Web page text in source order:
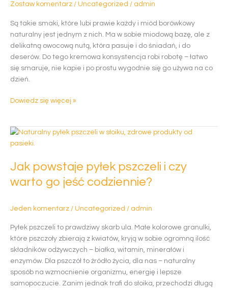
Zostaw komentarz / Uncategorized / admin
Są takie smaki, które lubi prawie każdy i miód borówkowy
naturalny jest jednym z nich. Ma w sobie miodową bazę, ale z
delikatną owocową nutą, która pasuje i do śniadań, i do
deserów. Do tego kremowa konsystencja robi robotę – łatwo
się smaruje, nie kapie i po prostu wygodnie się go używa na co
dzień.
lubią
Dowiedz się więcej »
Jak powstaje pyłek pszczeli i czy
warto go jeść codziennie?
Jeden komentarz / Uncategorized / admin
Pyłek pszczeli to prawdziwy skarb ula. Małe kolorowe granulki,
które pszczoły zbierają z kwiatów, kryją w sobie ogromną ilość
składników odżywczych – białka, witamin, minerałów i
enzymów. Dla pszczół to źródło życia, dla nas – naturalny
sposób na wzmocnienie organizmu, energię i lepsze
samopoczucie. Zanim jednak trafi do słoika, przechodzi długą
Jak
powstaje
pszczeli
czy
go
codziennie?